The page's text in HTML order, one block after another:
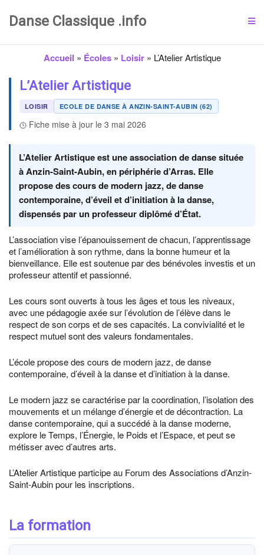
Danse Classique .info
Accueil » Écoles» Loisir» L’Atelier Artistique
L’Atelier Artistique
LOISIR ECOLE DE DANSE À ANZIN-SAINT-AUBIN (62)
Fiche mise à jour le 3 mai 2026
L’Atelier Artistique est une association de danse située
à Anzin-Saint-Aubin, en périphérie d’Arras. Elle
propose des cours de modern jazz, de danse
contemporaine, d’éveil et d’initiation à la danse,
dispensés par un professeur diplômé d’État.
L’association vise l’épanouissement de chacun, l’apprentissage
et l’amélioration à son rythme, dans la bonne humeur et la
bienveillance. Elle est soutenue par des bénévoles investis et un
professeur attentif et passionné.
Les cours sont ouverts à tous les âges et tous les niveaux,
avec une pédagogie axée sur l’évolution de l’élève dans le
respect de son corps et de ses capacités. La convivialité et le
respect mutuel sont des valeurs fondamentales.
L’école propose des cours de modern jazz, de danse
contemporaine, d’éveil à la danse et d’initiation à la danse.
Le modern jazz se caractérise par la coordination, l’isolation des
mouvements et un mélange d’énergie et de décontraction. La
danse contemporaine, qui a succédé à la danse moderne,
explore le Temps, l’Énergie, le Poids et l’Espace, et peut se
métisser avec d’autres arts.
L’Atelier Artistique participe au Forum des Associations d’Anzin-
Saint-Aubin pour les inscriptions.
La formation